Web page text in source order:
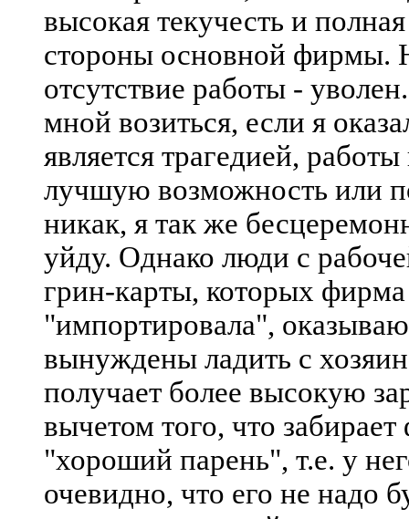
высокая текучесть и
стороны основной фирмы.
отсутствие работы -
мной возиться, если я
является трагедией,
лучшую возможность или
никак, я так же
уйду. Однако люди с
грин-карты, которых
"импортировала",
вынуждены ладить с
получает более высокую
вычетом того, что
"хороший парень", т.е. у
очевидно, что его не надо